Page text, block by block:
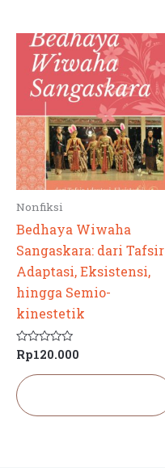
Nonfiksi
Bedhaya Wiwaha
Sangaskara: dari Tafsir
Adaptasi, Eksistensi,
hingga Semio-
kinestetik
Dinilai
dari
5
Rp120.000